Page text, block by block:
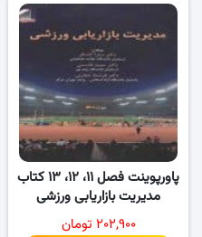
پاورپوینت فصل ۱۱، ۱۲، ۱۳ کتاب
مدیریت بازاریابی ورزشی
۲۰۲,۹۰۰ تومان